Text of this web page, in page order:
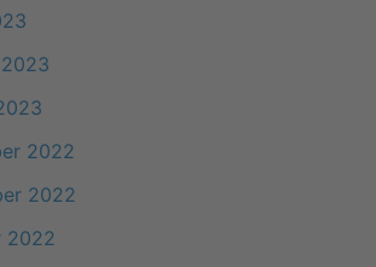
2022
2022
2022